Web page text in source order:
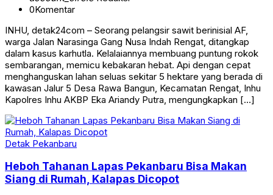
0Komentar
INHU, detak24com – Seorang pelangsir sawit berinisial AF,
warga Jalan Narasinga Gang Nusa Indah Rengat, ditangkap
dalam kasus karhutla. Kelalaiannya membuang puntung rokok
sembarangan, memicu kebakaran hebat. Api dengan cepat
menghanguskan lahan seluas sekitar 5 hektare yang berada di
kawasan Jalur 5 Desa Rawa Bangun, Kecamatan Rengat, Inhu
Kapolres Inhu AKBP Eka Ariandy Putra, mengungkapkan […]
Detak Pekanbaru
Heboh Tahanan Lapas Pekanbaru Bisa Makan
Siang di Rumah, Kalapas Dicopot